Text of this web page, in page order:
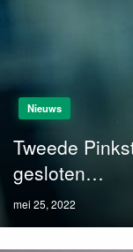
Nieuws
Tweede
gesloten…
Posted
on
mei 25, 2022